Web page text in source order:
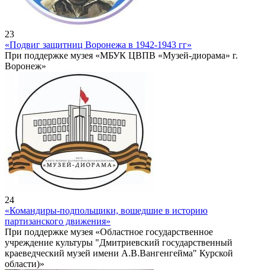
23
«Подвиг защитниц Воронежа в 1942-1943 гг»
При поддержке музея «МБУК ЦВПВ «Музей-диорама» г.
Воронеж»
24
«Командиры-подпольщики, вошедшие в историю
партизанского движения»
При поддержке музея «Областное государственное
учреждение культуры "Дмитриевский государственный
краеведческий музей имени А.В.Вангенгейма" Курской
области)»